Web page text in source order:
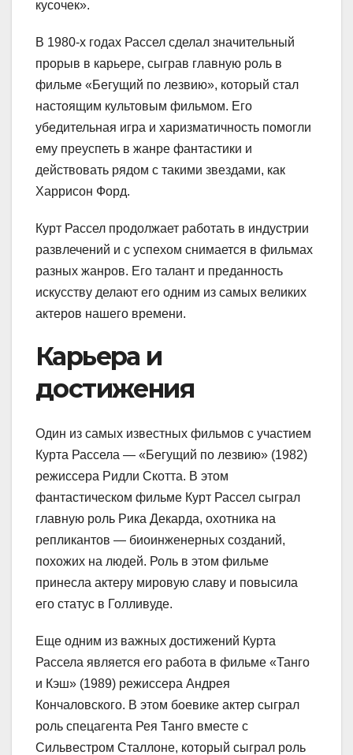
кусочек».
В 1980-х годах Рассел сделал значительный
прорыв в карьере, сыграв главную роль в
фильме «Бегущий по лезвию», который стал
настоящим культовым фильмом. Его
убедительная игра и харизматичность помогли
ему преуспеть в жанре фантастики и
действовать рядом с такими звездами, как
Харрисон Форд.
Курт Рассел продолжает работать в индустрии
развлечений и с успехом снимается в фильмах
разных жанров. Его талант и преданность
искусству делают его одним из самых великих
актеров нашего времени.
Карьера и
достижения
Один из самых известных фильмов с участием
Курта Рассела — «Бегущий по лезвию» (1982)
режиссера Ридли Скотта. В этом
фантастическом фильме Курт Рассел сыграл
главную роль Рика Декарда, охотника на
репликантов — биоинженерных созданий,
похожих на людей. Роль в этом фильме
принесла актеру мировую славу и повысила
его статус в Голливуде.
Еще одним из важных достижений Курта
Рассела является его работа в фильме «Танго
и Кэш» (1989) режиссера Андрея
Кончаловского. В этом боевике актер сыграл
роль спецагента Рея Танго вместе с
Сильвестром Сталлоне, который сыграл роль